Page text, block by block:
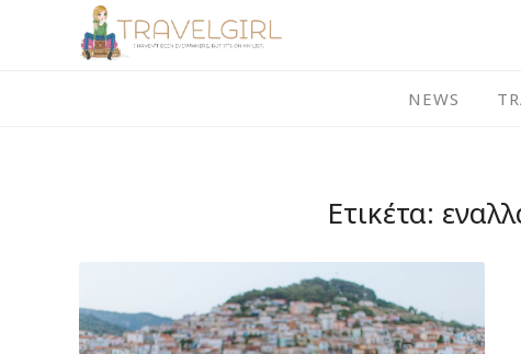
NEWS
Ετικέτα: